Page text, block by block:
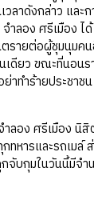
ลาดังกล่าว และ
ำลอง ศรีเมือง ไ
ตรายต่อผู้ชุมนุมค
เดียว ขณะที่นอน
าทำร้ายประชาช
ลอง ศรีเมือง นิ
ทหารและรถเมล์
จับกุมในวันนี้มีจ